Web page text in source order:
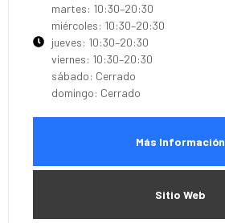
martes: 10:30–20:30
miércoles: 10:30–20:30
jueves: 10:30–20:30
viernes: 10:30–20:30
sábado: Cerrado
domingo: Cerrado
Más Información
Sitio Web